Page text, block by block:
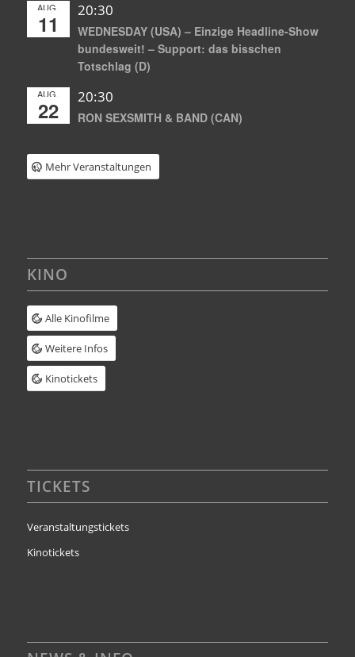
AUG.
11
20:30
WEDNESDAY (USA) – Einzige Headline-Show
bundesweit! – Support: das bisschen
Totschlag (D)
AUG.
22
20:30
RON SEXSMITH & BAND (CAN)
Mehr Veranstaltungen
KINO
Alle Kinofilme
Weitere Infos
Kinotickets
TICKETS
Veranstaltungstickets
Kinotickets